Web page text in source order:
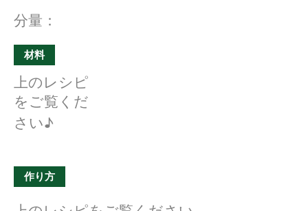
分量：
材料
上のレシピ
をご覧くだ
さい♪
作り方